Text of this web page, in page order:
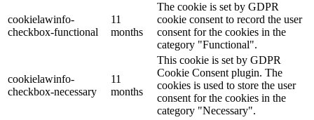
cookielawinfo-
checkbox-functional
11
months
The cookie is set by GDPR
cookie consent to record the user
consent for the cookies in the
category "Functional".
cookielawinfo-
checkbox-necessary
11
months
This cookie is set by GDPR
Cookie Consent plugin. The
cookies is used to store the user
consent for the cookies in the
category "Necessary".